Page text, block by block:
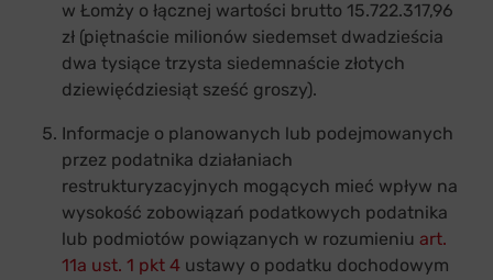
w Łomży o łącznej wartości brutto 15.722.317,96
zł (piętnaście milionów siedemset dwadzieścia
dwa tysiące trzysta siedemnaście złotych
dziewięćdziesiąt sześć groszy).
Informacje o planowanych lub podejmowanych
przez podatnika działaniach
restrukturyzacyjnych mogących mieć wpływ na
wysokość zobowiązań podatkowych podatnika
lub podmiotów powiązanych w rozumieniu art.
11a ust. 1 pkt 4 ustawy o podatku dochodowym